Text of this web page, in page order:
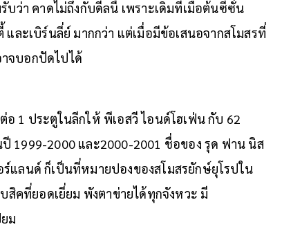
บตำแหน่งมือขวาของ ‘เอริก เทน ฮาก’กุนซือแมน
บว่า คาดไม่ถึงกับดีลนี้ เพราะเดิมทีเมื่อต้นซีซั่น
ละเบิร์นลี่ย์ มากกว่า แต่เมื่อมีข้อเสนอจากสโมสรที่
จบอกปัดไปได้
อ 1 ประตูในลีกให้ พีเอสวี ไอนด์โฮเฟ่น กับ 62
1999-2000 และ2000-2001 ชื่อของ รุด ฟาน นิส
แลนด์ ก็เป็นที่หมายปองของสโมสรยักษ์ยุโรปใน
ที่ยอดเยี่ยม พังตาข่ายได้ทุกจังหวะ มี